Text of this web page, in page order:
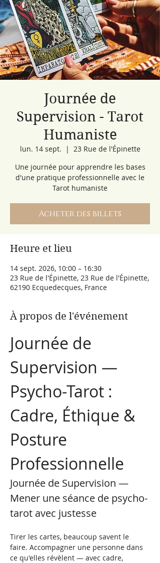
Journée de
Supervision - Tarot
Humaniste
lun. 14 sept.
  |
23 Rue de l'Épinette
Une journée pour apprendre les bases
d'une pratique professionnelle avec le
Tarot humaniste
Acheter des billets
Heure et lieu
14 sept. 2026, 10:00 – 16:30
23 Rue de l'Épinette, 23 Rue de l'Épinette,
62190 Ecquedecques, France
À propos de l'événement
Journée de
Supervision —
Psycho-Tarot :
Cadre, Éthique &
Posture
Professionnelle
Journée de Supervision —
Mener une séance de psycho-
tarot avec justesse
Tirer les cartes, beaucoup savent le
faire. Accompagner une personne dans
ce qu'elles révèlent — avec cadre,